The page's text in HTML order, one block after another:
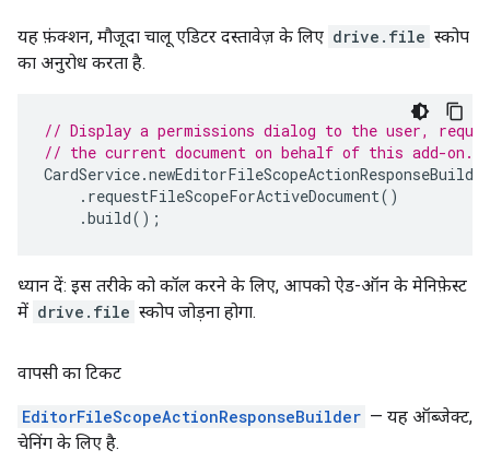
यह फ़ंक्शन, मौजूदा चालू एडिटर दस्तावेज़ के लिए drive.file स्कोप
का अनुरोध करता है.
// Display a permissions dialog to the user,
// the current document on behalf of this add-on.
CardService.newEditorFileScopeActionResponseBuilder
. requestFileScopeForActiveDocument()
.build();
ध्यान दें: इस तरीके को कॉल करने के लिए, आपको ऐड-ऑन के मेनिफ़ेस्ट
में drive.file स्कोप जोड़ना होगा.
वापसी का टिकट
EditorFileScopeActionResponseBuilder — यह ऑब्जेक्ट,
चेनिंग के लिए है.